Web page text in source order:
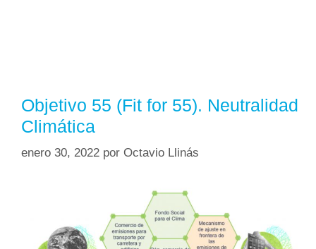
Objetivo 55 (Fit for 55). Neutralidad
Climática
enero 30, 2022 por Octavio Llinás